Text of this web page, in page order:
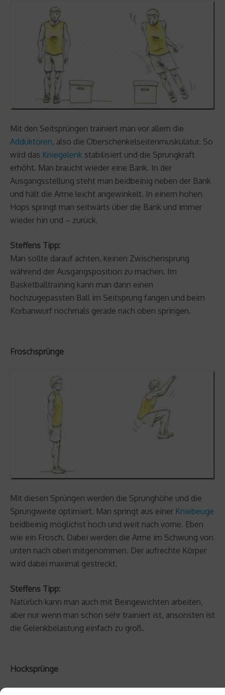
Mit den Seitsprüngen trainiert man vor allem die
Adduktoren, also die Oberschenkelseitenmuskulatur. So
wird das Kniegelenk stabilisiert und die Sprungkraft
erhöht. Man braucht wieder eine Bank. In der
Ausgangsstellung steht man beidbeinig neben der Bank
und hält die Arme leicht angewinkelt. In einem hohen
Hops springt man seitwärts über die Bank und immer
wieder hin und – zurück.
Steffens Tipp:
Man sollte darauf achten, keinen Zwischensprung
während der Ausgangsposition zu machen. Im
Basketballtraining kann man dann einen
hochzugepassten Ball im Seitsprung fangen und beim
Korbanwurf nochmals gerade nach oben springen.
Froschsprünge
Mit diesen Sprüngen werden die Sprunghöhe und die
Sprungweite optimiert. Man springt aus einer Kniebeuge
beidbeinig möglichst hoch und weit nach vorne. Eben
wie ein Frosch. Dabei werden die Arme im Schwung von
unten nach oben mitgenommen. Der aufrechte Körper
wird dabei maximal gestreckt.
Steffens Tipp:
Natürlich kann man auch mit Beingewichten arbeiten,
aber nur wenn man schon sehr trainiert ist, ansonsten ist
die Gelenkbelastung einfach zu groß.
Hocksprünge